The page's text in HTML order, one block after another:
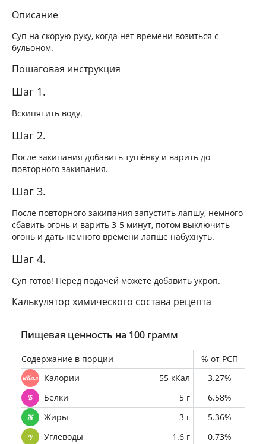
Описание
Суп на скорую руку, когда нет времени возиться с
бульоном.
Пошаговая инструкция
Шаг 1.
Вскипятить воду.
Шаг 2.
После закипания добавить тушёнку и варить до
повторного закипания.
Шаг 3.
После повторного закипания запустить лапшу, немного
сбавить огонь и варить 3-5 минут, потом выключить
огонь и дать немного времени лапше набухнуть.
Шаг 4.
Суп готов! Перед подачей можете добавить укроп.
Калькулятор химического состава рецепта
Пищевая ценность на 100 грамм
Содержание в порции
% от РСП
Калории
55 кКал
3.27%
Белки
5 г
6.58%
Жиры
3 г
5.36%
Углеводы
1.6 г
0.73%